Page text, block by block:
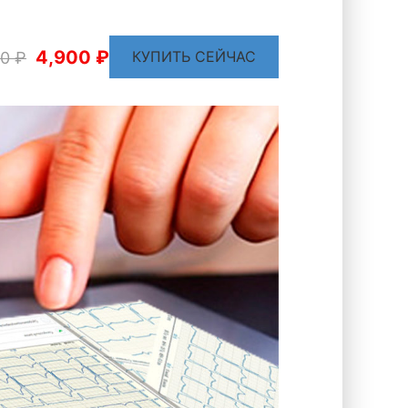
₽ 4,900 ₽ КУПИТЬ СЕЙЧАС